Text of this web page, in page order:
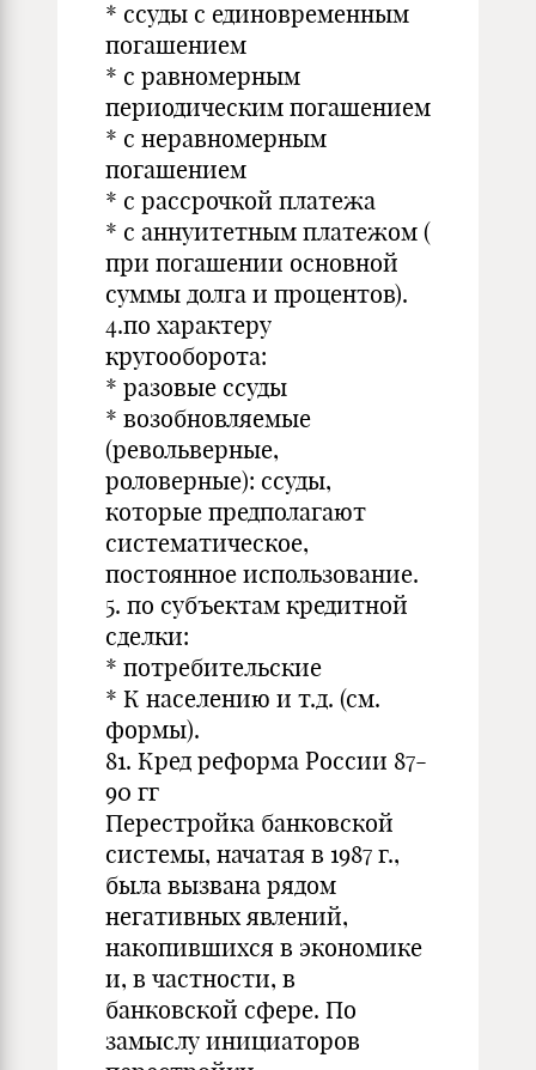
* ссуды с единовременным
погашением
* с равномерным
периодическим погашением
* с неравномерным
погашением
* с рассрочкой платежа
* с аннуитетным платежом (
при погашении основной
суммы долга и процентов).
4.по характеру
кругооборота:
* разовые ссуды
* возобновляемые
(револьверные,
роловерные): ссуды,
которые предполагают
систематическое,
постоянное использование.
5. по субъектам кредитной
сделки:
* потребительские
* К населению и т.д. (см.
формы).
81. Кред реформа России 87-
90 гг
Перестройка банковской
системы, начатая в 1987 г.,
была вызвана рядом
негативных явлений,
накопившихся в экономике
и, в частности, в
банковской сфере. По
замыслу инициаторов